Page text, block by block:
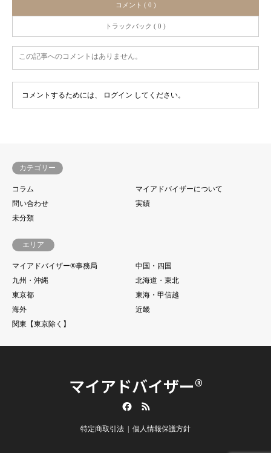
コメント ( 0 )
トラックバック ( 0 )
この記事へのコメントはありません。
コメントするためには、 ログイン してください。
カテゴリー
コラム
マイアドバイザーについて
問い合わせ
実績
未分類
エリア
マイアドバイザー®事務局
中国・四国
九州・沖縄
北海道・東北
東京都
東海・甲信越
海外
近畿
関東【東京除く】
マイアドバイザー®
特定商取引法 個人情報保護方針